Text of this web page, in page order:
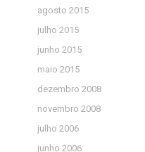
agosto 2015
julho 2015
junho 2015
maio 2015
dezembro 2008
novembro 2008
julho 2006
junho 2006